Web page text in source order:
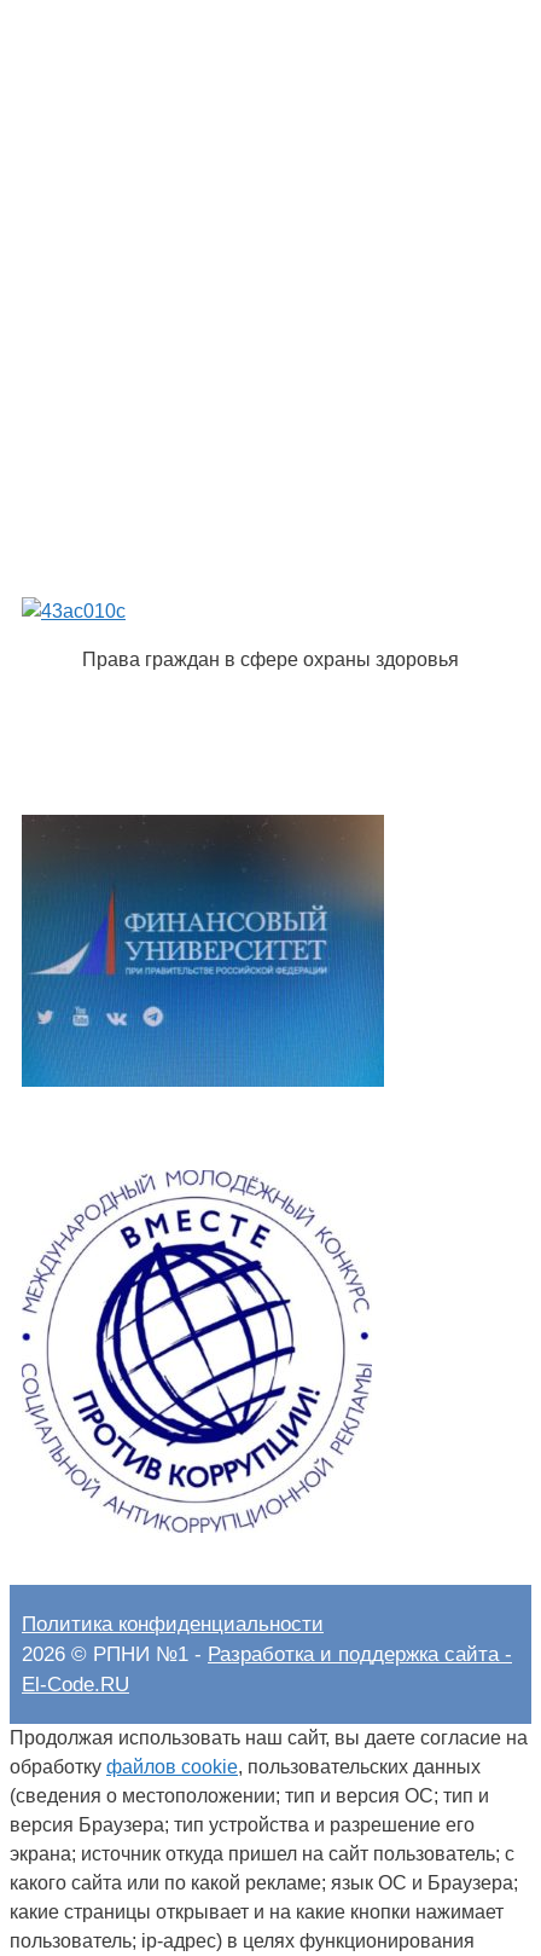
Права граждан в сфере охраны здоровья
Политика конфиденциальности
2026 © РПНИ №1 - Разработка и поддержка сайта -
El-Code.RU
Продолжая использовать наш сайт, вы даете согласие на
обработку файлов cookie, пользовательских данных
(сведения о местоположении; тип и версия ОС; тип и
версия Браузера; тип устройства и разрешение его
экрана; источник откуда пришел на сайт пользователь; с
какого сайта или по какой рекламе; язык ОС и Браузера;
какие страницы открывает и на какие кнопки нажимает
пользователь; ip-адрес) в целях функционирования